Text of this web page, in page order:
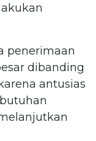
penerimaan
dibanding
antusias